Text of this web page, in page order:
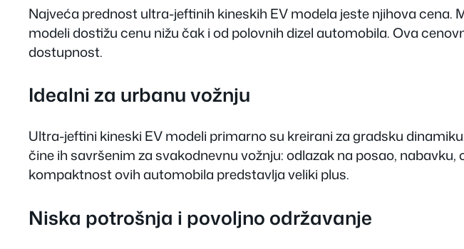
Najveća prednost ultra-jeftinih kineskih EV modela jeste njihova cena.
modeli dostižu cenu nižu čak i od polovnih dizel automobila. Ova
dostupnost.
Idealni za urbanu vožnju
Ultra-jeftini kineski EV modeli primarno su kreirani za gradsku
čine ih savršenim za svakodnevnu vožnju: odlazak na posao,
kompaktnost ovih automobila predstavlja veliki plus.
Niska potrošnja i povoljno održavanje